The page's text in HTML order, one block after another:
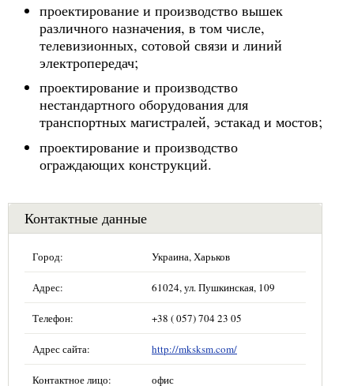
проектирование и производство вышек
различного назначения, в том числе,
телевизионных, сотовой связи и линий
электропередач;
проектирование и производство
нестандартного оборудования для
транспортных магистралей, эстакад и мостов;
проектирование и производство
ограждающих конструкций.
Контактные данные
Город: Украина, Харьков
Адрес: 61024, ул. Пушкинская, 109
Телефон: +38 ( 057) 704 23 05
Адрес сайта: http://mksksm.com/
Контактное лицо: офис